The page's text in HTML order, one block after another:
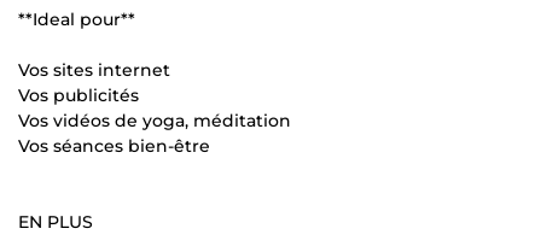
**Ideal pour**
Vos sites internet
Vos publicités
Vos vidéos de yoga, méditation
Vos séances bien-être
EN PLUS